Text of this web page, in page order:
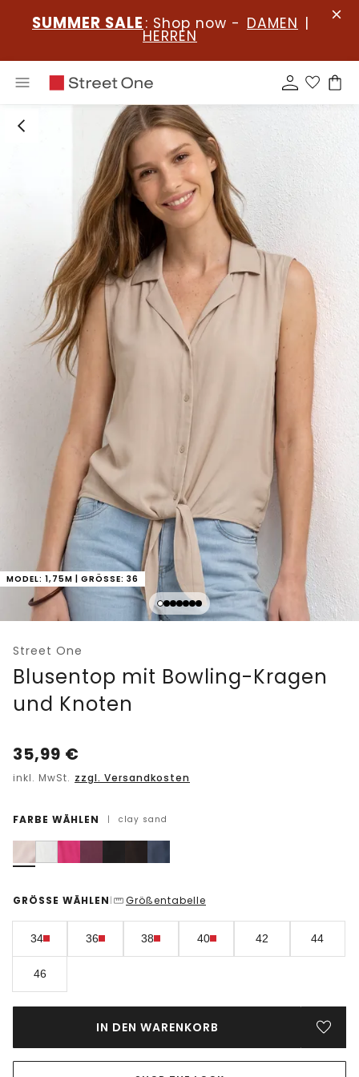
SUMMER SALE : Shop now - DAMEN |
HERREN
MODEL: 1,75M | GRÖSSE: 36
Street One
Blusentop mit Bowling-Kragen
und Knoten
35,99 €
inkl. MwSt. zzgl. Versandkosten
FARBE WÄHLEN | clay sand
GRÖSSE WÄHLEN | Größentabelle
34 36 38 40 42 44
46
IN DEN WARENKORB